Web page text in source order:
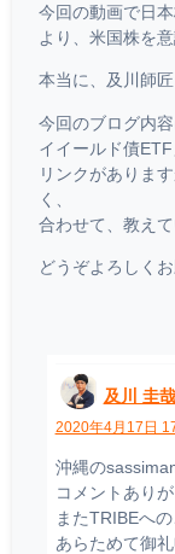
今回の動画で日
より、米国株を
本当に、及川師
今回のブログ内
イイールド債
リンクがありま
く、
合わせて、教え
どうぞよろしくお
及川 圭哉
2020年4月17日
沖縄の
コメントあり
またTRIBEへ
あらためて御礼